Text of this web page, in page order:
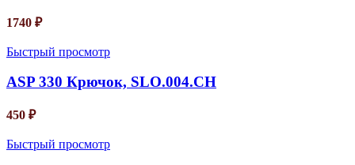
1740 ₽
Быстрый просмотр
ASP 330 Крючок, SLO.004.CH
450 ₽
Быстрый просмотр